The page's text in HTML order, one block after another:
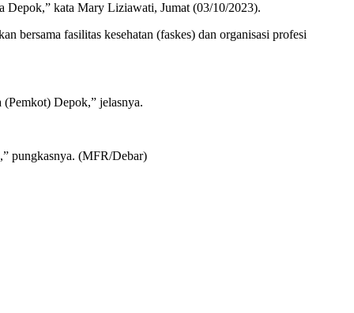
Depok,” kata Mary Liziawati, Jumat (03/10/2023).
bersama fasilitas kesehatan (faskes) dan organisasi profesi
Depok,” jelasnya.
pungkasnya. (MFR/Debar)